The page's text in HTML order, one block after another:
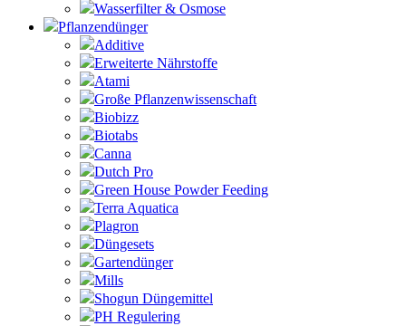
Wasserfilter & Osmose
Pflanzendünger
Additive
Erweiterte Nährstoffe
Atami
Große Pflanzenwissenschaft
Biobizz
Biotabs
Canna
Dutch Pro
Green House Powder Feeding
Terra Aquatica
Plagron
Düngesets
Gartendünger
Mills
Shogun Düngemittel
PH Regulering